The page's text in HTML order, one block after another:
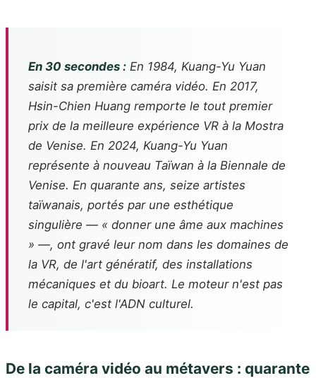
En 30 secondes : En 1984, Kuang-Yu Yuan
saisit sa première caméra vidéo. En 2017,
Hsin-Chien Huang remporte le tout premier
prix de la meilleure expérience VR à la Mostra
de Venise. En 2024, Kuang-Yu Yuan
représente à nouveau Taïwan à la Biennale de
Venise. En quarante ans, seize artistes
taïwanais, portés par une esthétique
singulière — « donner une âme aux machines
» —, ont gravé leur nom dans les domaines de
la VR, de l'art génératif, des installations
mécaniques et du bioart. Le moteur n'est pas
le capital, c'est l'ADN culturel.
De la caméra vidéo au métavers : quarante